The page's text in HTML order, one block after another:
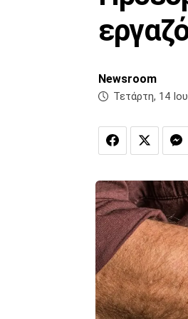
Newsroom
Τετάρτη, 14